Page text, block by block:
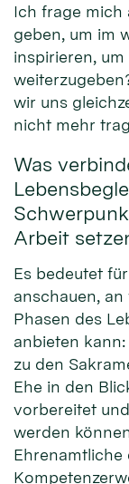
Ich frage mich
geben, um im
inspirieren,
wir uns
nicht mehr
Was
Arbeit
Es bedeutet
anschauen,
Phasen des
anbieten
zu den
Ehe in den
vorbereitet
werden
Ehrenamtliche